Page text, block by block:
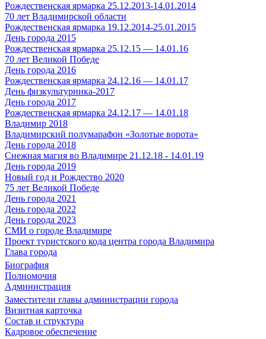
Рождественская ярмарка 25.12.2013-14.01.2014
70 лет Владимирской области
Рождественская ярмарка 19.12.2014-25.01.2015
День города 2015
Рождественская ярмарка 25.12.15 — 14.01.16
70 лет Великой Победе
День города 2016
Рождественская ярмарка 24.12.16 — 14.01.17
День физкультурника-2017
День города 2017
Рождественская ярмарка 24.12.17 — 14.01.18
Владимир 2018
Владимирский полумарафон «Золотые ворота»
День города 2018
Снежная магия во Владимире 21.12.18 - 14.01.19
День города 2019
Новый год и Рождество 2020
75 лет Великой Победе
День города 2021
День города 2022
День города 2023
СМИ о городе Владимире
Проект туристского кода центра города Владимира
Глава города
Биография
Полномочия
Администрация
Заместители главы администрации города
Визитная карточка
Состав и структура
Кадровое обеспечение